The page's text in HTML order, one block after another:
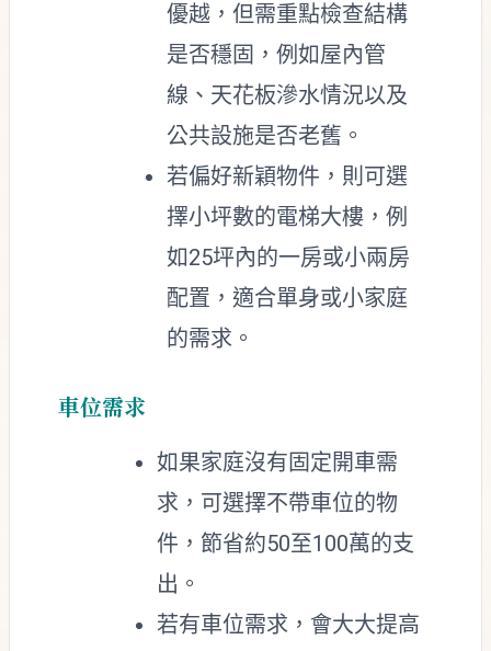
優越，但需重點檢查結構
是否穩固，例如屋內管
線、天花板滲水情況以及
公共設施是否老舊。
若偏好新穎物件，則可選
擇小坪數的電梯大樓，例
如25坪內的一房或小兩房
配置，適合單身或小家庭
的需求。
車位需求
如果家庭沒有固定開車需
求，可選擇不帶車位的物
件，節省約50至100萬的支
出。
若有車位需求，會大大提高